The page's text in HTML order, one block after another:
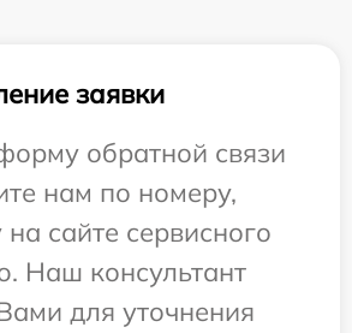
заявки
обратной связи
нам по номеру,
сайте сервисного
Наш консультант
для уточнения